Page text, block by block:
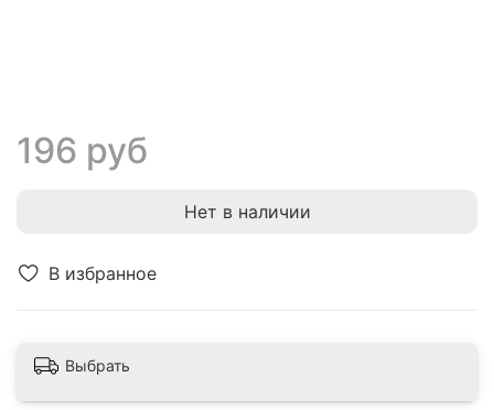
В избранное
196 руб
Нет в наличии
Выбрать